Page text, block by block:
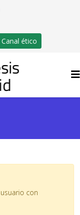
Canal ético
con